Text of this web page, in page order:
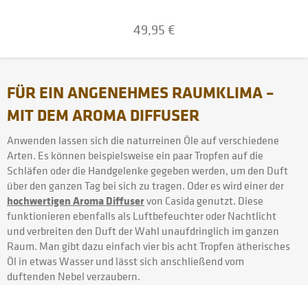
49,95 €
FÜR EIN ANGENEHMES RAUMKLIMA –
MIT DEM AROMA DIFFUSER
Anwenden lassen sich die naturreinen Öle auf verschiedene
Arten. Es können beispielsweise ein paar Tropfen auf die
Schläfen oder die Handgelenke gegeben werden, um den Duft
über den ganzen Tag bei sich zu tragen. Oder es wird einer der
hochwertigen Aroma Diffuservon Casida genutzt. Diese
funktionieren ebenfalls als Luftbefeuchter oder Nachtlicht
und verbreiten den Duft der Wahl unaufdringlich im ganzen
Raum. Man gibt dazu einfach vier bis acht Tropfen ätherisches
Öl in etwas Wasser und lässt sich anschließend vom
duftenden Nebel verzaubern.